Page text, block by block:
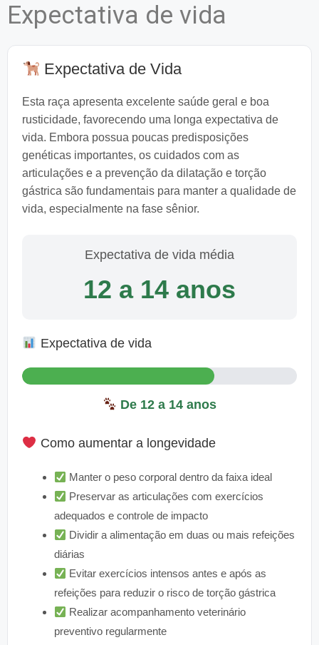
Expectativa de vida
Expectativa de Vida
Esta raça apresenta excelente saúde geral e boa
rusticidade, favorecendo uma longa expectativa de
vida. Embora possua poucas predisposições
genéticas importantes, os cuidados com as
articulações e a prevenção da dilatação e torção
gástrica são fundamentais para manter a qualidade de
vida, especialmente na fase sênior.
Expectativa de vida média
12 a 14 anos
Expectativa de vida
De 12 a 14 anos
Como aumentar a longevidade
Manter o peso corporal dentro da faixa ideal
Preservar as articulações com exercícios
adequados e controle de impacto
Dividir a alimentação em duas ou mais refeições
diárias
Evitar exercícios intensos antes e após as
refeições para reduzir o risco de torção gástrica
Realizar acompanhamento veterinário
preventivo regularmente